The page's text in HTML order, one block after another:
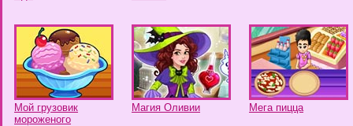
Мой грузовик
мороженого
Магия Оливии Мега пицца